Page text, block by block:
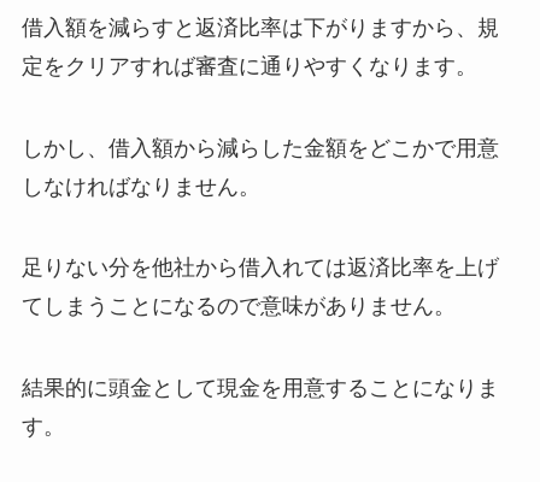
借入額を減らすと返済比率は下がりますから、規
定をクリアすれば審査に通りやすくなります。
しかし、借入額から減らした金額をどこかで用意
しなければなりません。
足りない分を他社から借入れては返済比率を上げ
てしまうことになるので意味がありません。
結果的に頭金として現金を用意することになりま
す。